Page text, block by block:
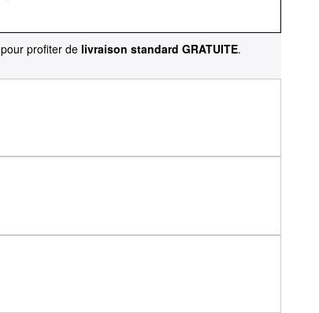
pour profiter de livraison standard GRATUITE.